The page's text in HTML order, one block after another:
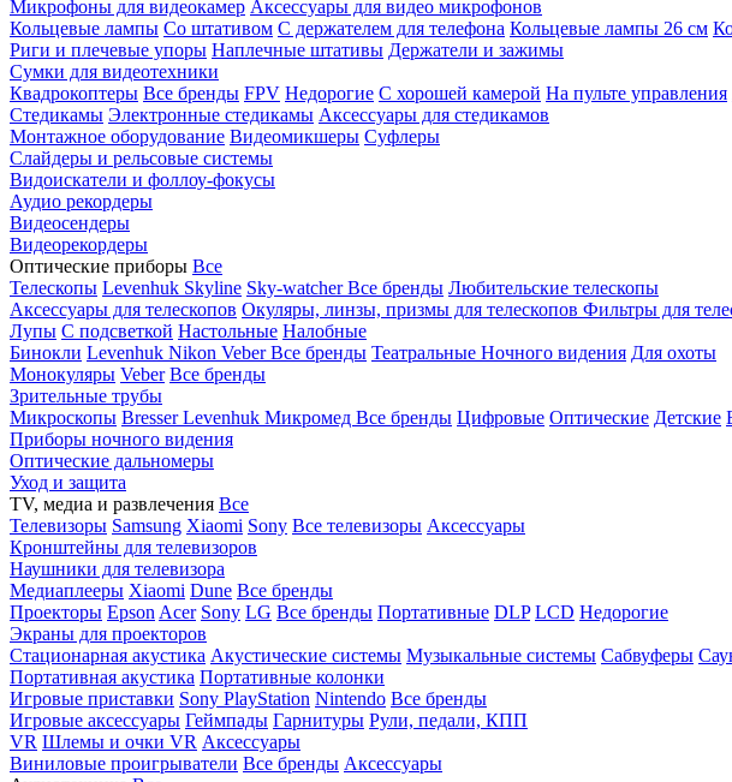
Микрофоны для видеокамер Аксессуары для видео микрофонов
Кольцевые лампы Со штативом C держателем для телефона Кольцевые лампы 26 см
Риги и плечевые упоры Наплечные штативы Держатели и зажимы
Сумки для видеотехники
Квадрокоптеры Все бренды FPV Недорогие С хорошей камерой На пульте управления
Стедикамы Электронные стедикамы Аксессуары для стедикамов
Монтажное оборудование Видеомикшеры Суфлеры
Слайдеры и рельсовые системы
Видоискатели и фоллоу-фокусы
Аудио рекордеры
Видеосендеры
Видеорекордеры
Оптические приборы Все
Телескопы Levenhuk Skyline Sky-watcherВсе бренды Любительские телескопы
Аксессуары для телескопов Окуляры, линзы, призмы для телескопов Фильтры для
Лупы С подсветкой Настольные Налобные
Бинокли Levenhuk Nikon VeberВсе бренды Театральные Ночного видения Для охоты
Монокуляры Veber Все бренды
Зрительные трубы
Микроскопы BresserLevenhuk Микромед Все бренды Цифровые Оптические Детские
Приборы ночного видения
Оптические дальномеры
Уход и защита
TV, медиа и развлечения Все
Телевизоры Samsung Xiaomi Sony Все телевизоры Аксессуары
Кронштейны для телевизоров
Наушники для телевизора
Медиаплееры Xiaomi Dune Все бренды
Проекторы Epson Acer Sony LG Все бренды Портативные DLP LCD Недорогие
Экраны для проекторов
Стационарная акустика Акустические системы Музыкальные системы Сабвуферы
Портативная акустика Портативные колонки
Игровые приставки Sony PlayStation Nintendo Все бренды
Игровые аксессуары Геймпады Гарнитуры Рули, педали, КПП
VR Шлемы и очки VR Аксессуары
Виниловые проигрыватели Все бренды Аксессуары